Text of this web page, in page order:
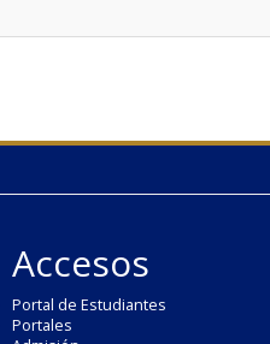
Accesos
Portal de Estudiantes
Portales